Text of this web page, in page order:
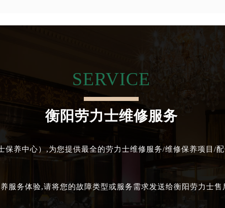
服务中心（需提前预约）
务中心（需提前预约）
务中心（需提前预约）
务中心（需提前预约）
务中心（需提前预约）
服务中心（需提前预约）
服务中心（需提前预约）
后服务中心（需提前预约）
服务中心（需提前预约）
SERVICE
衡阳劳力士维修服务
保养中心）,为您提供最全的劳力士维修服务/维修保养项目/
服务体验,请将您的故障类型或服务需求发送给衡阳劳力士